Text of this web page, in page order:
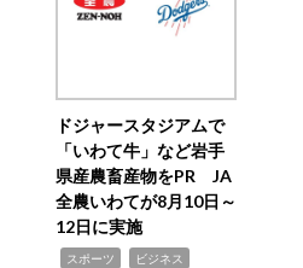
ドジャースタジアムで
「いわて牛」など岩手
県産農畜産物をPR JA
全農いわてが8月10日～
12日に実施
スポーツ ビジネス